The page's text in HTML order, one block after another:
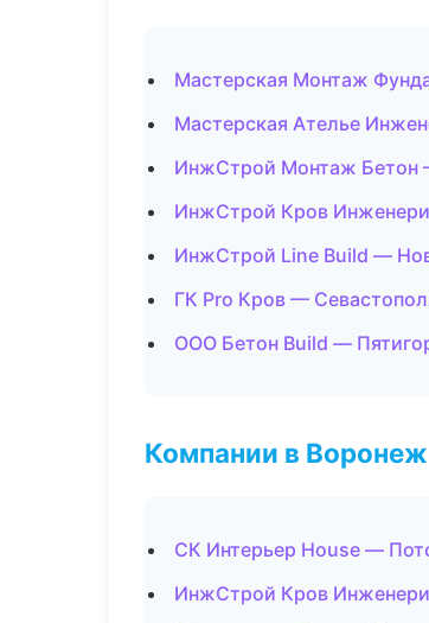
Мастерская Монтаж
Мастерская Ателье
ИнжСтрой Монтаж Бетон
ИнжСтрой Кров
ИнжСтрой Line Build —
ГК Pro Кров —
ООО Бетон Build —
Компании в Воронеж
СК Интерьер House —
ИнжСтрой Кров